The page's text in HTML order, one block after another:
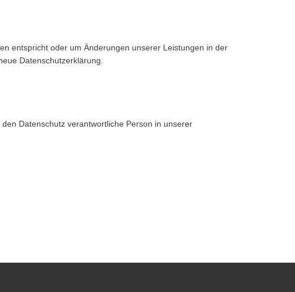
entspricht oder um Änderungen unserer Leistungen in der
Datenschutzerklärung.
Datenschutz verantwortliche Person in unserer